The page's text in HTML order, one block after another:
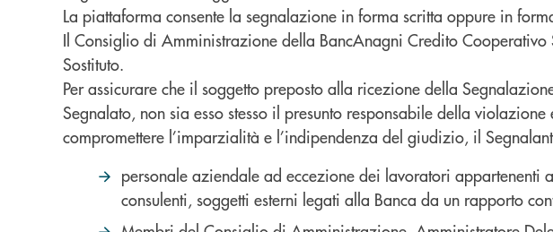
La piattaforma consente la segnalazione in forma scritta oppure in
Il Consiglio di Amministrazione della BancAnagni Credito
Sostituto.
Per assicurare che il soggetto preposto alla ricezione della
Segnalato, non sia esso stesso il presunto responsabile della
compromettere l’imparzialità e l’indipendenza del giudizio, il
personale aziendale ad eccezione dei lavoratori
consulenti, soggetti esterni legati alla Banca da un rapporto